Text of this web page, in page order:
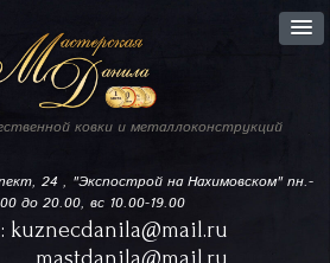
ковки и металлоконструкций
24 , "Экспострой на Нахимовском"пн.-
до 20.00, вс 10.00-19.00
kuznecdanila@mail.ru